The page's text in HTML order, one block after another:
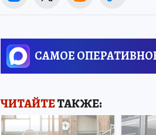
САМОЕ
ЧИТАЙТЕТАКЖЕ: